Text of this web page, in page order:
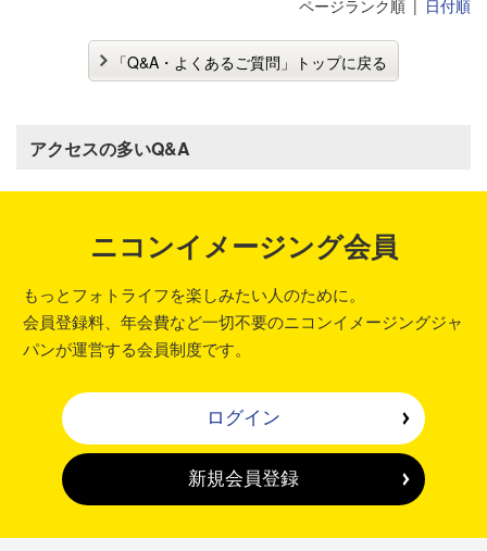
ページランク順 日付順
「Q&A・よくあるご質問」トップに戻る
アクセスの多いQ&A
ニコンイメージング会員
もっとフォトライフを楽しみたい人のために。
会員登録料、年会費など一切不要のニコンイメージングジャ
パンが運営する会員制度です。
ログイン
新規会員登録